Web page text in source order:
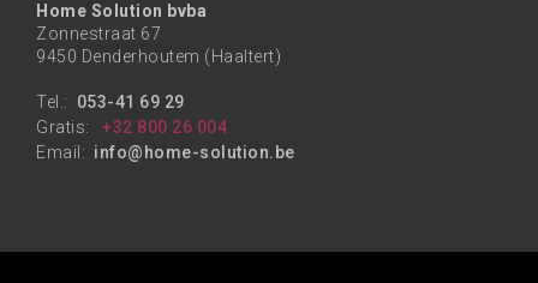
Home Solution bvba
Zonnestraat 67
9450 Denderhoutem (Haaltert)
Tel.: 053-41 69 29
Gratis:
+32 800 26 004
Email: info@home-solution.be